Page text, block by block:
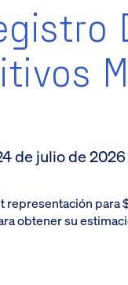
de julio de 2026
representación para
obtener su